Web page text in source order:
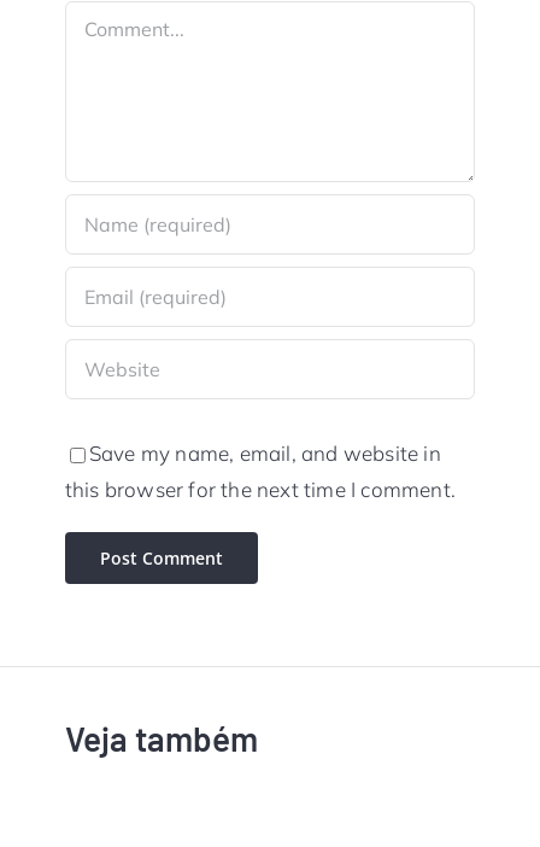
Comment
Save my name, email, and website in
this browser for the next time I comment.
Veja também